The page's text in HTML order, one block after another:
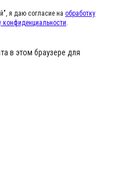
я даю согласие на обработку
конфиденциальности
в этом браузере для